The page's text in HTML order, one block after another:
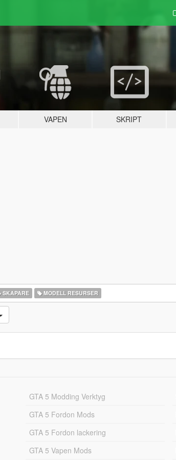
VAPEN SKRIPT
SKAPARE MODELL RESURSER
GTA 5 Modding Verktyg
GTA 5 Fordon Mods
GTA 5 Fordon lackering
GTA 5 Vapen Mods